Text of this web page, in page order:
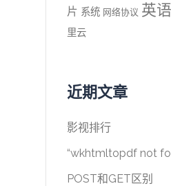
片 系统 网络协议 英语
里云
近期文章
影视排行
“wkhtmltopdf not
POST和GET区别